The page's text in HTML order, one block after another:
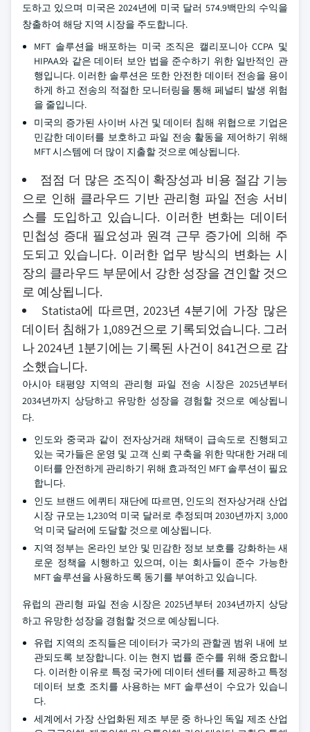
도하고 있으며 미국은 2024년에 미국 달러 574.9백만의 수익을
창출하여 해당 지역 시장을 주도합니다.
MFT 솔루션을 배포하는 미국 조직은 캘리포니아 CCPA 및
HIPAA와 같은 데이터 보안 법을 준수하기 위한 일반적인 관
행입니다. 이러한 솔루션은 또한 안전한 데이터 전송을 용이
하게 하고 전송의 적절한 모니터링을 통해 페널티 발생 위험
을 줄입니다.
미국의 증가된 사이버 사건 및 데이터 침해 위협으로 기업은
민감한 데이터를 보호하고 파일 전송 활동을 제어하기 위해
MFT 시스템에 더 많이 지출할 것으로 예상됩니다.
점점 더 많은 조직이 확장성과 비용 절감 기능
으로 인해 클라우드 기반 관리형 파일 전송 서비
스를 도입하고 있습니다. 이러한 변화는 데이터
민첩성 증대 필요성과 원격 근무 증가에 의해 주
도되고 있습니다. 이러한 업무 방식의 변화는 시
장의 클라우드 부문에서 강한 성장을 견인할 것으
로 예상됩니다.
Statista에 따르면, 2023년 4분기에 가장 많은
데이터 침해가 1,089건으로 기록되었습니다. 그러
나 2024년 1분기에는 기록된 사건이 841건으로 감
소했습니다.
아시아 태평양 지역의 관리형 파일 전송 시장은 2025년부터
2034년까지 상당하고 유망한 성장을 경험할 것으로 예상됩니
다.
인도와 중국과 같이 전자상거래 채택이 급속도로 진행되고
있는 국가들은 운영 및 고객 신뢰 구축을 위한 막대한 거래 데
이터를 안전하게 관리하기 위해 효과적인 MFT 솔루션이 필요
합니다.
인도 브랜드 에퀴티 재단에 따르면, 인도의 전자상거래 산업
시장 규모는 1,230억 미국 달러로 추정되며 2030년까지 3,000
억 미국 달러에 도달할 것으로 예상됩니다.
지역 정부는 온라인 보안 및 민감한 정보 보호를 강화하는 새
로운 정책을 시행하고 있으며, 이는 회사들이 준수 가능한
MFT 솔루션을 사용하도록 동기를 부여하고 있습니다.
유럽의 관리형 파일 전송 시장은 2025년부터 2034년까지 상당
하고 유망한 성장을 경험할 것으로 예상됩니다.
유럽 지역의 조직들은 데이터가 국가의 관할권 범위 내에 보
관되도록 보장합니다. 이는 현지 법률 준수를 위해 중요합니
다. 이러한 이유로 특정 국가에 데이터 센터를 제공하고 특정
데이터 보호 조치를 사용하는 MFT 솔루션이 수요가 있습니
다.
세계에서 가장 산업화된 제조 부문 중 하나인 독일 제조 산업